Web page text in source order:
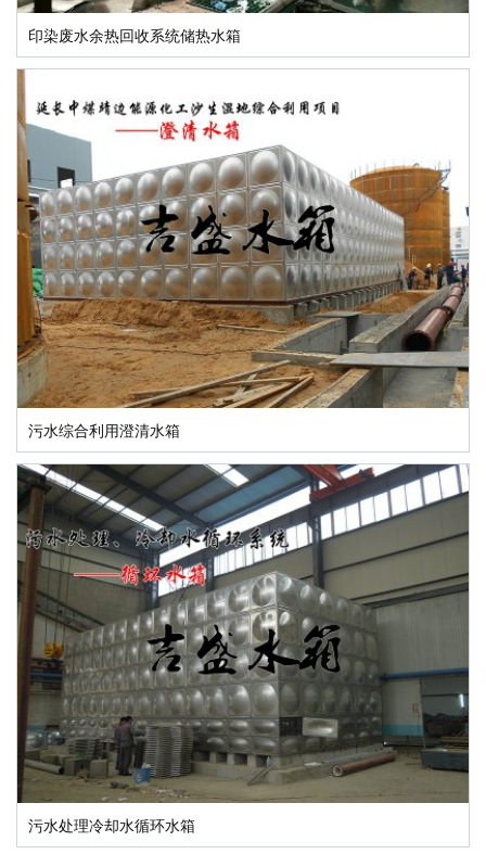
印染废水余热回收系统储热水箱
污水综合利用澄清水箱
污水处理冷却水循环水箱